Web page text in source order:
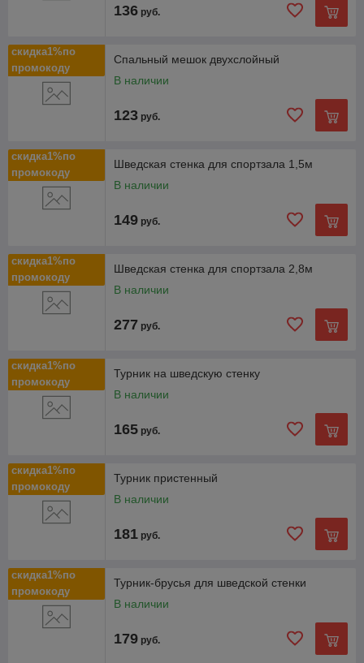
136 руб.
скидка1%по
промокоду
Спальный мешок двухслойный
В наличии
123 руб.
скидка1%по
промокоду
Шведская стенка для спортзала 1,5м
В наличии
149 руб.
скидка1%по
промокоду
Шведская стенка для спортзала 2,8м
В наличии
277 руб.
скидка1%по
промокоду
Турник на шведскую стенку
В наличии
165 руб.
скидка1%по
промокоду
Турник пристенный
В наличии
181 руб.
скидка1%по
промокоду
Турник-брусья для шведской стенки
В наличии
179 руб.